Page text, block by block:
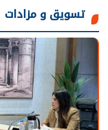
تسويق و مزادات